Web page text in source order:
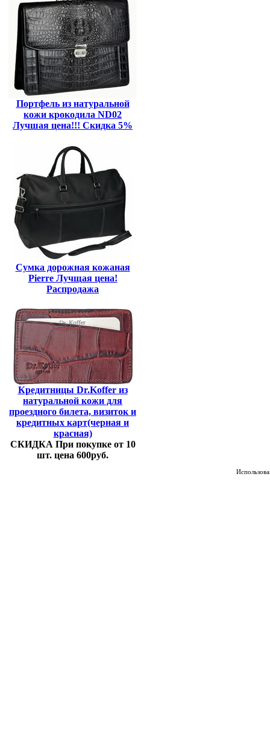
Портфель из натуральной
кожи крокодила ND02
Лучшая цена!!! Скидка 5%
Сумка дорожная кожаная
Pierre Лучщая цена!
Распродажа
Кредитницы Dr.Koffer из
натуральной кожи для
проездного билета, визиток и
кредитных карт(черная и
красная)
СКИДКА При покупке от 10
шт. цена 600руб.